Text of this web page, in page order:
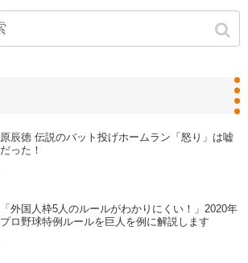
原辰徳 伝説のバット投げホームラン「怒り」は嘘
だった！
「外国人枠5人のルールがわかりにくい！」2020年
プロ野球特例ルールを巨人を例に解説します